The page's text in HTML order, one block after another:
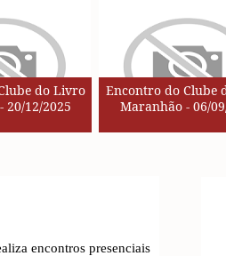
do Livro
20/12/2025
Encontro do Clube
Maranhão - 06/
encontros presenciais